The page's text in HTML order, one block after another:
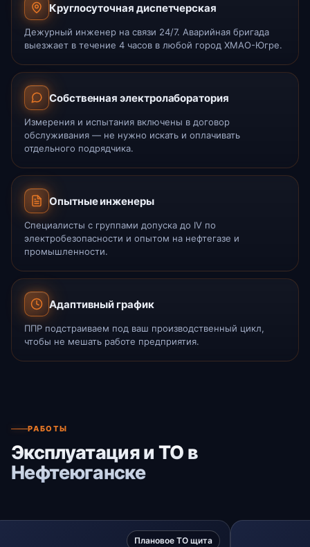
Круглосуточная диспетчерская
Дежурный инженер на связи 24/7. Аварийная бригада
выезжает в течение 4 часов в любой город ХМАО-Югре.
Собственная электролаборатория
Измерения и испытания включены в договор
обслуживания — не нужно искать и оплачивать
отдельного подрядчика.
Опытные инженеры
Специалисты с группами допуска до IV по
электробезопасности и опытом на нефтегазе и
промышленности.
Адаптивный график
ППР подстраиваем под ваш производственный цикл,
чтобы не мешать работе предприятия.
РАБОТЫ
Эксплуатация и ТО в
Нефтеюганске
Плановое ТО щита